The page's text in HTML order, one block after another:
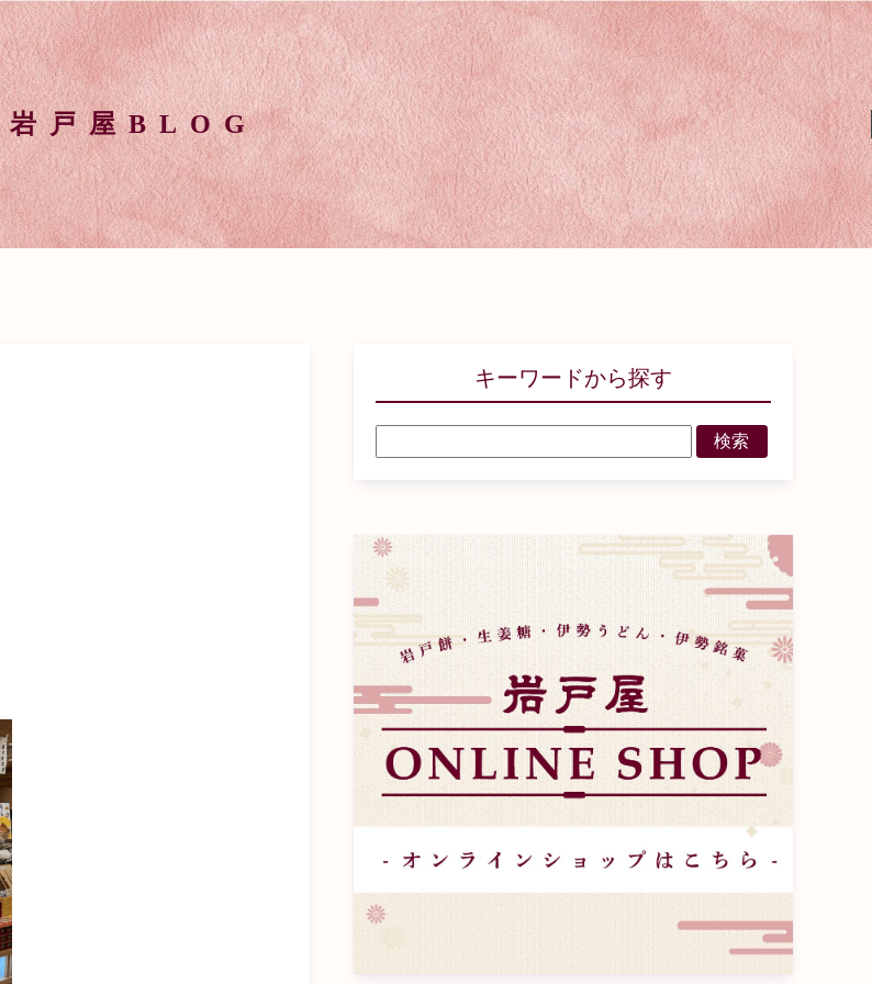
岩戸屋BLOG
キーワードから探す
検索